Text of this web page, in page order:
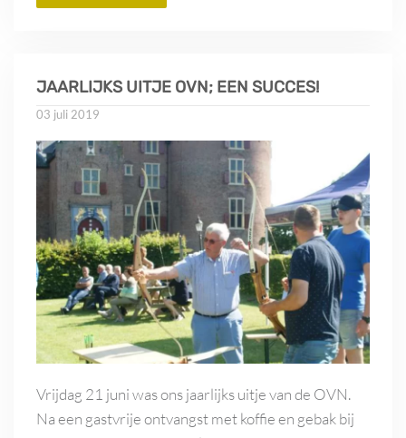
JAARLIJKS UITJE OVN; EEN SUCCES!
03 juli 2019
Vrijdag 21 juni was ons jaarlijks uitje van de OVN.
Na een gastvrije ontvangst met koffie en gebak bij